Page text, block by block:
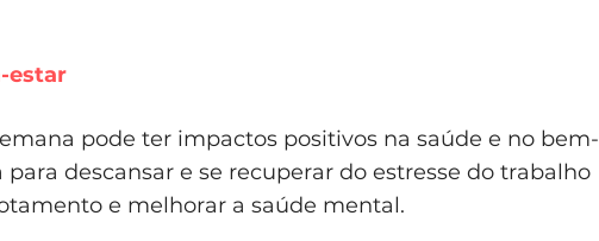
estar
pode ter impactos positivos na saúde e no bem-
descansar e se recuperar do estresse do trabalho
e melhorar a saúde mental.